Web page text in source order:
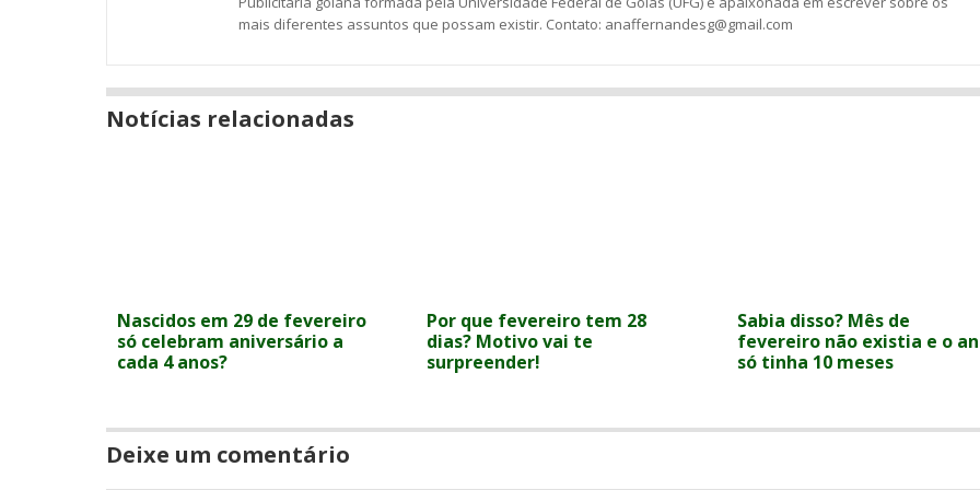
mais diferentes assuntos que possam existir. Contato: anaffernandesg@gmail.com
Notícias relacionadas
Nascidos em 29 de fevereiro
só celebram aniversário a
cada 4 anos?
Por que fevereiro tem 28
dias? Motivo vai te
surpreender!
Sabia disso? Mês de
fevereiro não existia e o
só tinha 10 meses
Deixe um comentário